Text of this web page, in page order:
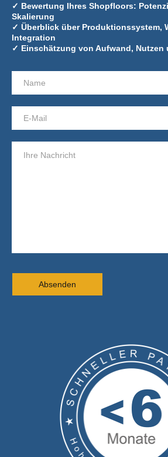
✓ Bewertung Ihres Shopfloors:
Skalierung
✓ Überblick über Produktionssystem,
Integration
✓ Einschätzung von Aufwand, Nutzen